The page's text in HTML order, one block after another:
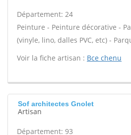
Département: 24
Peinture - Peinture décorative -
(vinyle, lino, dalles PVC, etc) -
Voir la fiche artisan : Bce chenu
Sof architectes Gnolet
Artisan
Département: 93